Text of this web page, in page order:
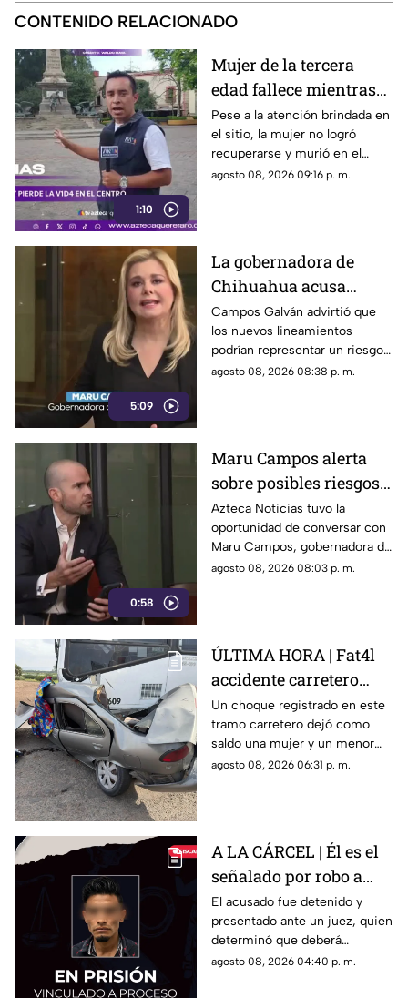
CONTENIDO RELACIONADO
1:10
Mujer de la tercera
edad fallece mientras
caminaba por el Centro
de Querétaro
Pese a la atención brindada en
el sitio, la mujer no logró
recuperarse y murió en el
lugar.
agosto 08, 2026 09:16 p. m.
5:09
La gobernadora de
Chihuahua acusa
posible censura
impulsada desde el
Gobierno Federal
Campos Galván advirtió que
los nuevos lineamientos
podrían representar un riesgo
para la libertad de expresión
agosto 08, 2026 08:38 p. m.
0:58
Maru Campos alerta
sobre posibles riesgos
para la libertad de
expresión
Azteca Noticias tuvo la
oportunidad de conversar con
Maru Campos, gobernadora de
Chihuahua, quien habló sobre
para la libertad de expresión
agosto 08, 2026 08:03 p. m.
ÚLTIMA HORA | Fat4l
accidente carretero
deja una mujer y un
niño mu3rtos en San
Juan del Río
Un choque registrado en este
tramo carretero dejó como
saldo una mujer y un menor
sin vida, además de una
agosto 08, 2026 06:31 p. m.
A LA CÁRCEL | Él es el
señalado por robo a
una casa en Santa Rosa
Jáuregui
El acusado fue detenido y
presentado ante un juez, quien
determinó que deberá
permanecer en prisión
agosto 08, 2026 04:40 p. m.